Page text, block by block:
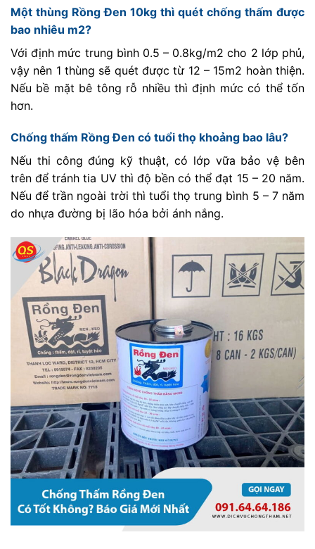
Một thùng Rồng Đen 10kg thì quét chống thấm được
bao nhiêu m2?
Với định mức trung bình 0.5 – 0.8kg/m2 cho 2 lớp phủ,
vậy nên 1 thùng sẽ quét được từ 12 – 15m2 hoàn thiện.
Nếu bề mặt bê tông rỗ nhiều thì định mức có thể tốn
hơn.
Chống thấm Rồng Đen có tuổi thọ khoảng bao lâu?
Nếu thi công đúng kỹ thuật, có lớp vữa bảo vệ bên
trên để tránh tia UV thì độ bền có thể đạt 15 – 20 năm.
Nếu để trần ngoài trời thì tuổi thọ trung bình 5 – 7 năm
do nhựa đường bị lão hóa bởi ánh nắng.